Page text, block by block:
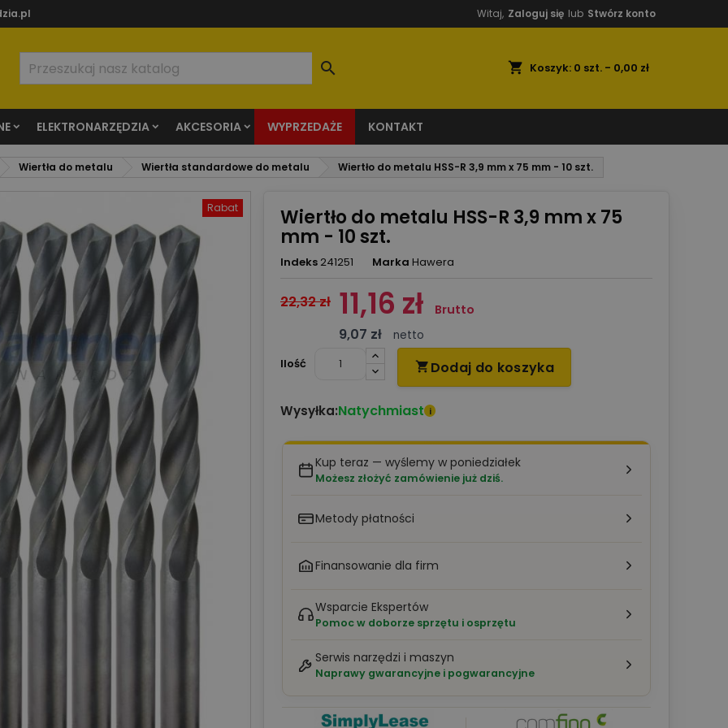
Witaj, Zaloguj się lub Stwórz konto
shopping_cart Koszyk: 0 szt. - 0,00 zł

ELEKTRONARZĘDZIA AKCESORIA WYPRZEDAŻE KONTAKT
Wiertła do metalu Wiertła standardowe do metalu Wiertło do metalu HSS-R 3,9 mm x 75 mm - 10 szt.
Rabat Wiertło do metalu HSS-R 3,9 mm x 75
mm - 10 szt.
Indeks 241251 Marka Hawera
22,32 zł 11,16 zł Brutto
9,07 zł
netto
Ilość
 Dodaj do koszyka
Wysyłka:Natychmiast i
Kup teraz — wyślemy w poniedziałek
Możesz złożyć zamówienie już dziś.
Metody płatności
Finansowanie dla firm
Wsparcie Ekspertów
Pomoc w doborze sprzętu i osprzętu
Serwis narzędzi i maszyn
Naprawy gwarancyjne i pogwarancyjne